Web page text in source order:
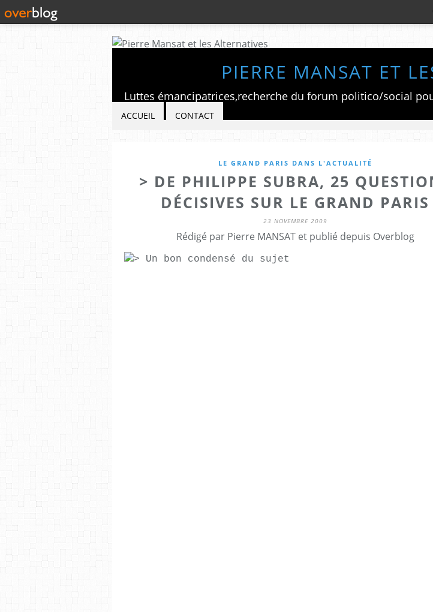
PIERRE MANSAT ET
ACCUEIL CONTACT
LE GRAND PARIS DANS L'ACTUALITÉ
> DE PHILIPPE SUBRA, 25
DÉCISIVES SUR LE GRAND PARIS
23 NOVEMBRE 2009
Rédigé par Pierre MANSAT et publié depuis Overblog
> Un bon condensé du sujet